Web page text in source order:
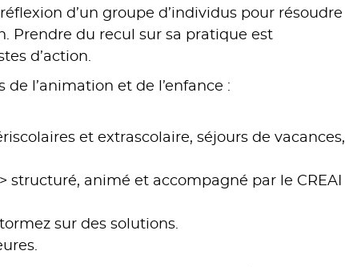
d’un groupe d’individus pour résoudre
Prendre du recul sur sa pratique est
d’action.
l’animation et de l’enfance :
et extrascolaire, séjours de vacances,
structuré, animé et accompagné par le CREAI
sur des solutions.